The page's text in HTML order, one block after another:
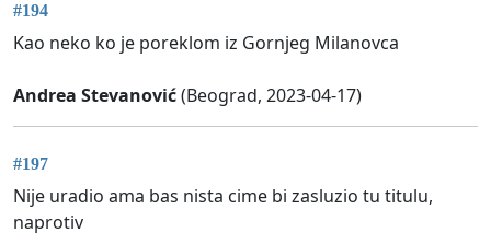
#194
Kao neko ko je poreklom iz Gornjeg Milanovca
Andrea Stevanović(Beograd, 2023-04-17)
#197
Nije uradio ama bas nista cime bi zasluzio tu titulu,
naprotiv